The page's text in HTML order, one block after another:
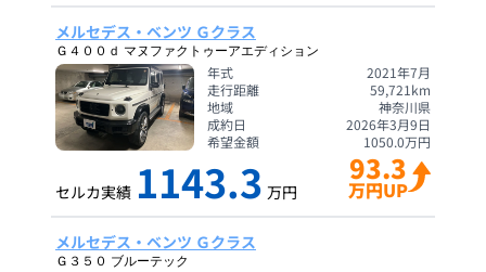
メルセデス・ベンツ Ｇクラス
Ｇ４００ｄ マヌファクトゥーアエディション
年式
2021年7月
走行距離
59,721 km
地域
神奈川県
成約日
2026年3月9日
希望金額
1050.0万円
セルカ実績 1143.3 万円
93.3
万円UP
メルセデス・ベンツ Ｇクラス
Ｇ３５０ ブルーテック